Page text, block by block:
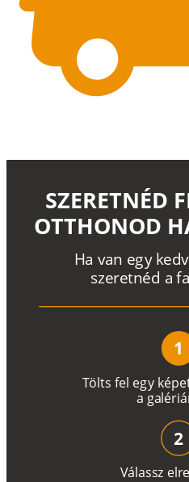
Tölts fel egy képe
a galéri
Ha van egy kedv
szeretnéd a fa
SZERETNÉD
OTTHONOD
1
Válassz elre
2